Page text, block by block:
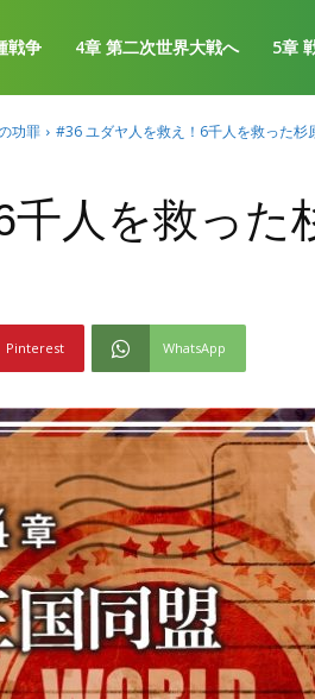
戦争 4章 第二次世界大戦へ 5章
功罪 #36 ユダヤ人を救え！6千人を救った杉
人を救った
Pinterest WhatsApp